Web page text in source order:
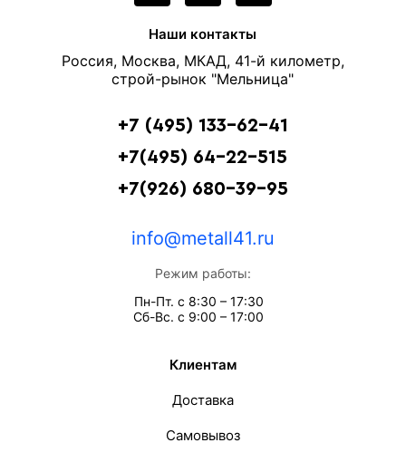
Наши контакты
Россия, Москва, МКАД, 41-й километр,
строй-рынок "Мельница"
+7 (495) 133-62-41
+7(495) 64-22-515
+7(926) 680-39-95
info@metall41.ru
Режим работы:
Пн-Пт. с 8:30 – 17:30
Сб-Вс. с 9:00 – 17:00
Клиентам
Доставка
Самовывоз